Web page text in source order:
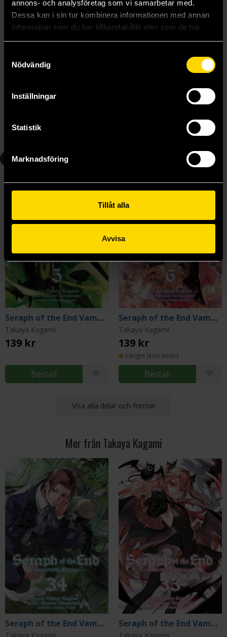
annons- och analysföretag som vi samarbetar med.
Dessa kan i sin tur kombinera informationen med annan
information som du har tillhandahållit eller som de har
samlat in när du har använt deras tjänster.
Nödvändig
Inställningar
Statistik
Marknadsföring
Tillåt alla
Avvisa
Takaya Kagami
Seraph of the End Vampire Reign Vol 5
Takaya Kagami
139 kr
Beställ
Seraph of the End Vampire Reign Vol 6
Takaya Kagami
139 kr
Längre leveranstid
Beställ
Visa alla delar och format
Mer från Takaya Kagami
Seraph of the End Vampire Reign Vol 34 Seraph of the End Vampire Reign Vol 33